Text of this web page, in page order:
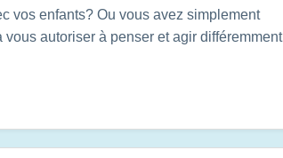
vos enfants? Ou vous avez simplement
autoriser à penser et agir différemment